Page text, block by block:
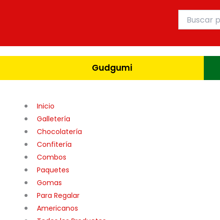
por:
Gudgumi
Inicio
Galletería
Chocolatería
Confitería
Combos
Paquetes
Gomas
Para Regalar
Americanos